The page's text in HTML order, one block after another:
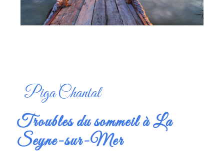
Piga Chantal
Troubles du sommeil à La
Seyne-sur-Mer